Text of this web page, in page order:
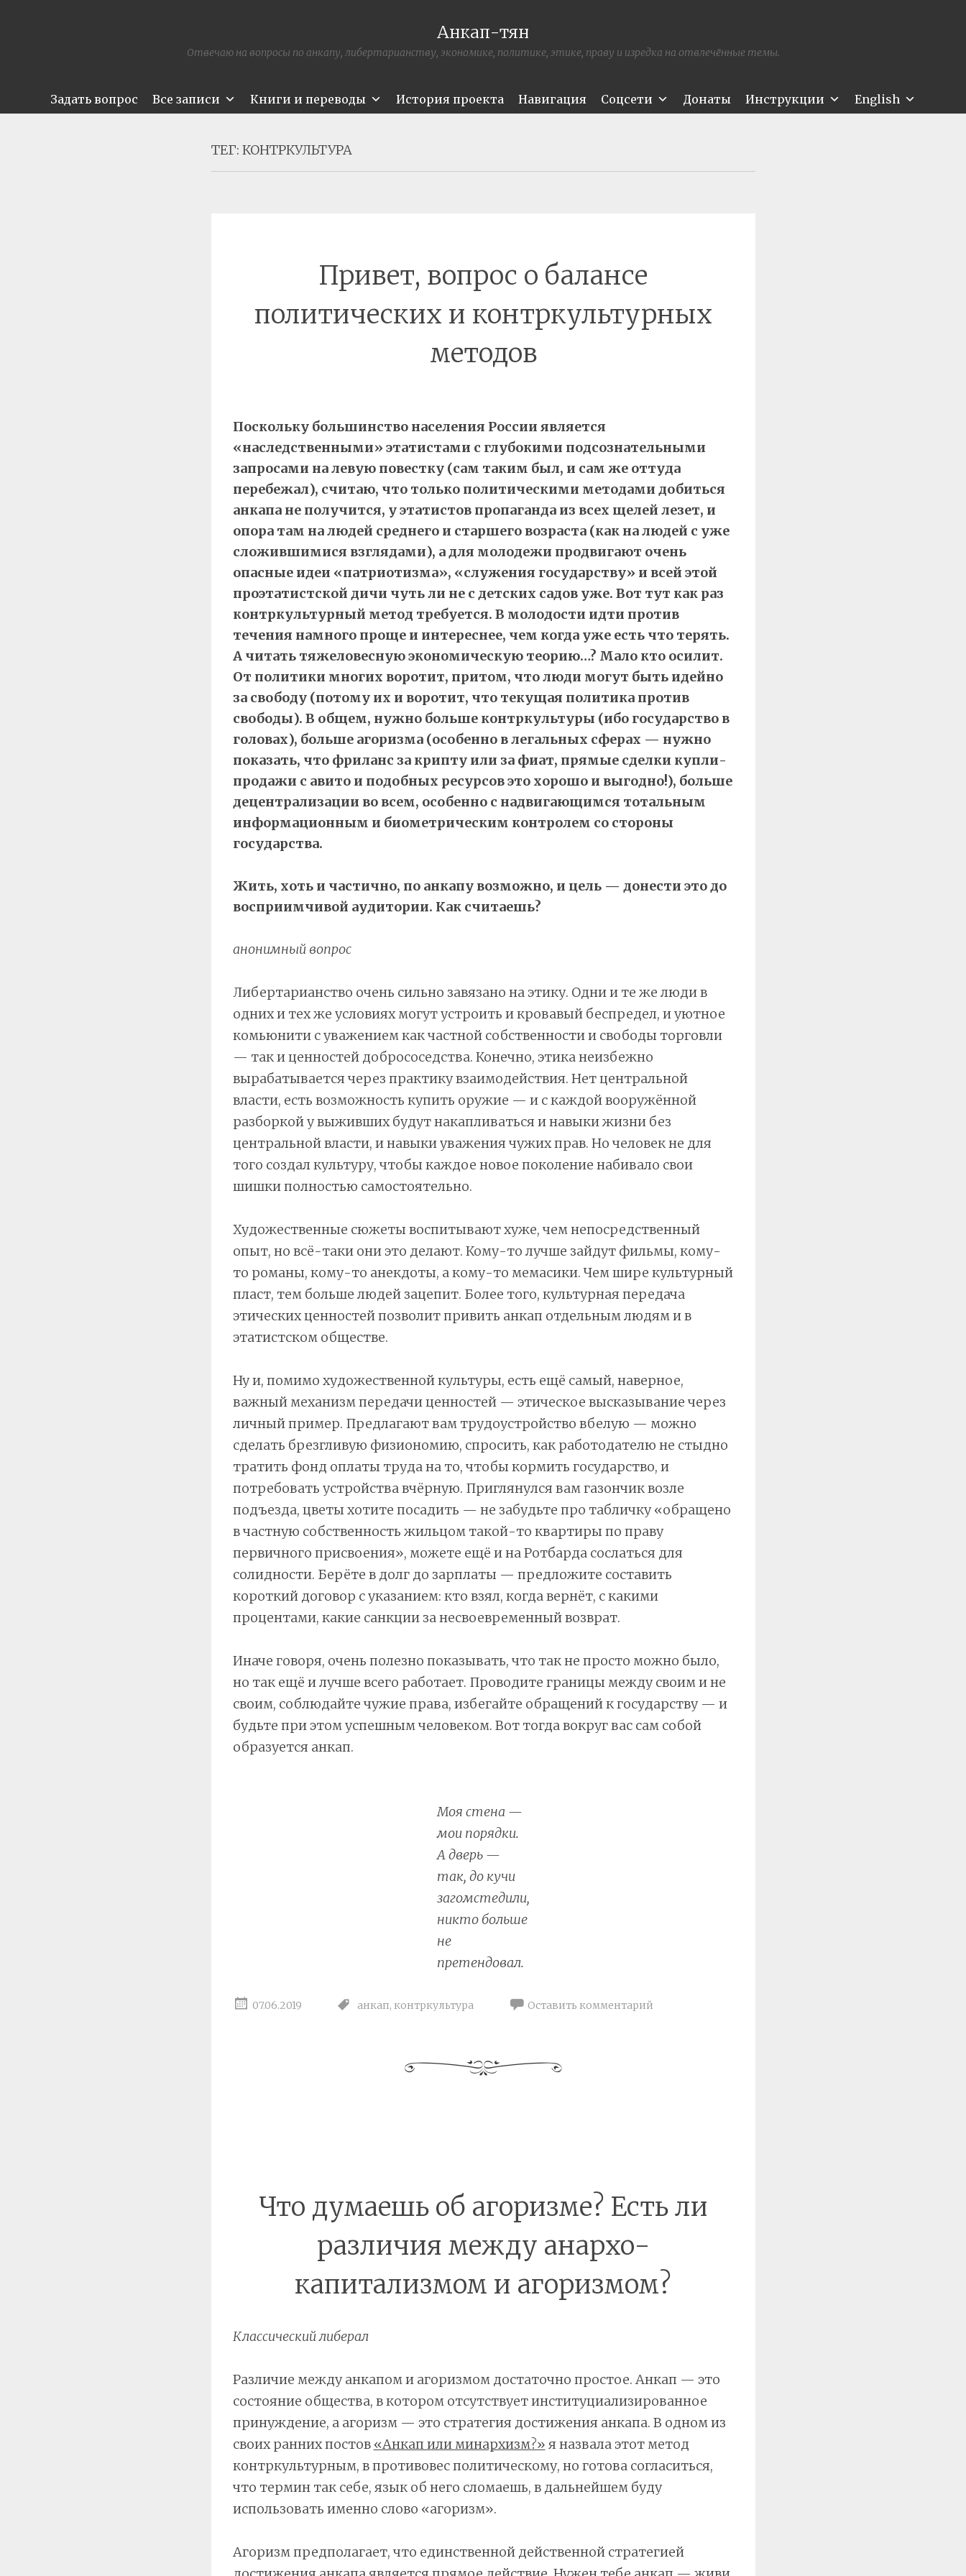
Анкап-тян
Отвечаю на вопросы по анкапу, либертарианству, экономике, политике, этике, праву и изредка на отвлечённые темы.
Задать вопрос Все записи Книги и переводы История проекта Навигация Соцсети Донаты Инструкции English
ТЕГ: КОНТРКУЛЬТУРА
Привет, вопрос о балансе
политических и контркультурных
методов
Поскольку большинство населения России является
«наследственными» этатистами с глубокими подсознательными
запросами на левую повестку (сам таким был, и сам же оттуда
перебежал), считаю, что только политическими методами добиться
анкапа не получится, у этатистов пропаганда из всех щелей лезет, и
опора там на людей среднего и старшего возраста (как на людей с уже
сложившимися взглядами), а для молодежи продвигают очень
опасные идеи «патриотизма», «служения государству» и всей этой
проэтатистской дичи чуть ли не с детских садов уже. Вот тут как раз
контркультурный метод требуется. В молодости идти против
течения намного проще и интереснее, чем когда уже есть что терять.
А читать тяжеловесную экономическую теорию…? Мало кто осилит.
От политики многих воротит, притом, что люди могут быть идейно
за свободу (потому их и воротит, что текущая политика против
свободы). В общем, нужно больше контркультуры (ибо государство в
головах), больше агоризма (особенно в легальных сферах — нужно
показать, что фриланс за крипту или за фиат, прямые сделки купли-
продажи с авито и подобных ресурсов это хорошо и выгодно!), больше
децентрализации во всем, особенно с надвигающимся тотальным
информационным и биометрическим контролем со стороны
государства.
Жить, хоть и частично, по анкапу возможно, и цель — донести это до
восприимчивой аудитории. Как считаешь?
анонимный вопрос
Либертарианство очень сильно завязано на этику. Одни и те же люди в
одних и тех же условиях могут устроить и кровавый беспредел, и уютное
комьюнити с уважением как частной собственности и свободы торговли
— так и ценностей добрососедства. Конечно, этика неизбежно
вырабатывается через практику взаимодействия. Нет центральной
власти, есть возможность купить оружие — и с каждой вооружённой
разборкой у выживших будут накапливаться и навыки жизни без
центральной власти, и навыки уважения чужих прав. Но человек не для
того создал культуру, чтобы каждое новое поколение набивало свои
шишки полностью самостоятельно.
Художественные сюжеты воспитывают хуже, чем непосредственный
опыт, но всё-таки они это делают. Кому-то лучше зайдут фильмы, кому-
то романы, кому-то анекдоты, а кому-то мемасики. Чем шире культурный
пласт, тем больше людей зацепит. Более того, культурная передача
этических ценностей позволит привить анкап отдельным людям и в
этатистском обществе.
Ну и, помимо художественной культуры, есть ещё самый, наверное,
важный механизм передачи ценностей — этическое высказывание через
личный пример. Предлагают вам трудоустройство вбелую — можно
сделать брезгливую физиономию, спросить, как работодателю не стыдно
тратить фонд оплаты труда на то, чтобы кормить государство, и
потребовать устройства вчёрную. Приглянулся вам газончик возле
подъезда, цветы хотите посадить — не забудьте про табличку «обращено
в частную собственность жильцом такой-то квартиры по праву
первичного присвоения», можете ещё и на Ротбарда сослаться для
солидности. Берёте в долг до зарплаты — предложите составить
короткий договор с указанием: кто взял, когда вернёт, с какими
процентами, какие санкции за несвоевременный возврат.
Иначе говоря, очень полезно показывать, что так не просто можно было,
но так ещё и лучше всего работает. Проводите границы между своим и не
своим, соблюдайте чужие права, избегайте обращений к государству — и
будьте при этом успешным человеком. Вот тогда вокруг вас сам собой
образуется анкап.
Моя стена —
мои порядки.
А дверь —
так, до кучи
загомстедили,
никто больше
не
претендовал.
07.06.2019 анкап, контркультура Оставить комментарий
Что думаешь об агоризме? Есть ли
различия между анархо-
капитализмом и агоризмом?
Классический либерал
Различие между анкапом и агоризмом достаточно простое. Анкап — это
состояние общества, в котором отсутствует институциализированное
принуждение, а агоризм — это стратегия достижения анкапа. В одном из
своих ранних постов «Анкап или минархизм?» я назвала этот метод
контркультурным, в противовес политическому, но готова согласиться,
что термин так себе, язык об него сломаешь, в дальнейшем буду
использовать именно слово «агоризм».
Агоризм предполагает, что единственной действенной стратегией